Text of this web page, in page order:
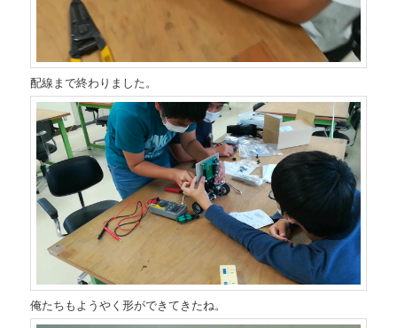
配線まで終わりました。
俺たちもようやく形ができてきたね。